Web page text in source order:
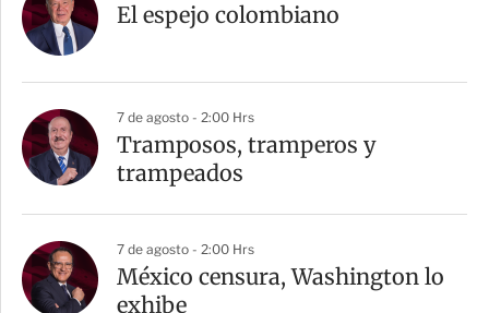
El espejo colombiano
7 de agosto - 2:00 Hrs
Tramposos, tramperos y
trampeados
7 de agosto - 2:00 Hrs
México censura, Washington lo
exhibe